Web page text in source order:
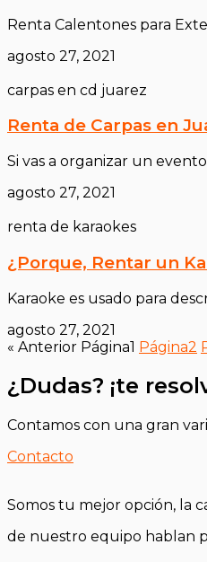
Renta Calentones para
agosto 27, 2021
carpas en cd juarez
Renta de Carpas en
Si vas a organizar un
agosto 27, 2021
renta de karaokes
¿Porque, Rentar un
Karaoke es usado para
agosto 27, 2021
« Anterior Página1 Página2
¿Dudas? ¡te
Contamos con una gran
Contacto
Somos tu mejor opción, la
de nuestro equipo hablan